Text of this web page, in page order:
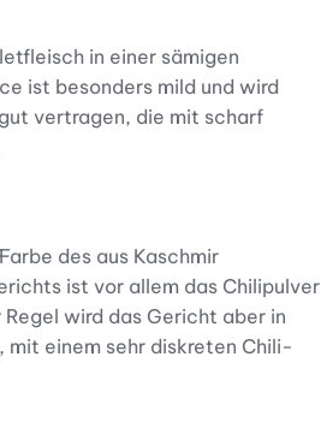
in einer sämigen
ist besonders mild und wird
vertragen, die mit scharf
des aus Kaschmir
ist vor allem das Chilipulver
wird das Gericht aber in
mit einem sehr diskreten Chili-